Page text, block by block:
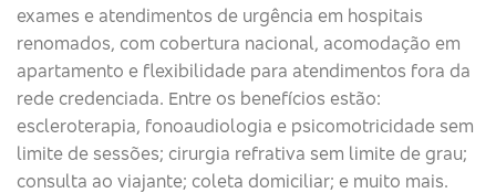
exames e atendimentos de urgência em hospitais
renomados, com cobertura nacional, acomodação em
apartamento e flexibilidade para atendimentos fora da
rede credenciada. Entre os benefícios estão:
escleroterapia, fonoaudiologia e psicomotricidade sem
limite de sessões; cirurgia refrativa sem limite de grau;
consulta ao viajante; coleta domiciliar; e muito mais.